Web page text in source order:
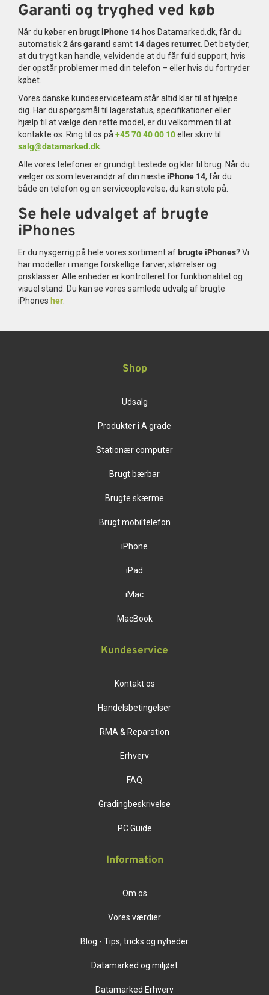
Garanti og tryghed ved køb
Når du køber en brugt iPhone 14 hos Datamarked.dk, får du
automatisk2 års garanti samt 14 dages returret . Det betyder,
at du trygt kan handle, velvidende at du får fuld support, hvis
der opstår problemer med din telefon – eller hvis du fortryder
købet.
Vores danske kundeserviceteam står altid klar til at hjælpe
dig. Har du spørgsmål til lagerstatus, specifikationer eller
hjælp til at vælge den rette model, er du velkommen til at
kontakte os. Ring til os på +45 70 40 00 10eller skriv til
salg@datamarked.dk
Alle vores telefoner er grundigt testede og klar til brug. Når du
vælger os som leverandør af din næste iPhone 14, får du
både en telefon og en serviceoplevelse, du kan stole på.
Se hele udvalget af brugte
iPhones
Er du nysgerrig på hele vores sortiment af brugte iPhones? Vi
har modeller i mange forskellige farver, størrelser og
prisklasser. Alle enheder er kontrolleret for funktionalitet og
visuel stand. Du kan se vores samlede udvalg af brugte
iPhones her
Shop
Udsalg
Produkter i A grade
Stationær computer
Brugt bærbar
Brugte skærme
Brugt mobiltelefon
iPhone
iPad
iMac
MacBook
Kundeservice
Kontakt os
Handelsbetingelser
RMA & Reparation
Erhverv
FAQ
Gradingbeskrivelse
PC Guide
Information
Om os
Vores værdier
Blog - Tips, tricks og nyheder
Datamarked og miljøet
Datamarked Erhverv